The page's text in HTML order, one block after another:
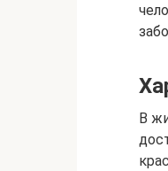
В